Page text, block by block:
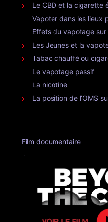
Le CBD et la cigarette
Vapoter dans les lieux
Effets du vapotage sur
Les Jeunes et la
Tabac chauffé ou
Le vapotage passif
La nicotine
La position de l’OMS
Film documentaire